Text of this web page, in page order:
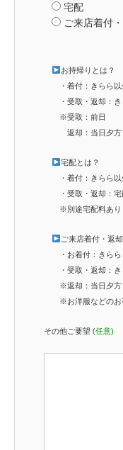
宅配
ご来店着付
お持帰りとは？
・着付：きらら以
・受取・返却：き
※受取：前日
返却：当日夕方ま
宅配とは？
・着付：きらら以
・受取・返却：宅
※別途宅配料あり
ご来店着付・返
・お着付：きらら
・受取・返却：き
※返却：当日夕方ま
※お洋服などのお荷
その他ご要望 (任意)